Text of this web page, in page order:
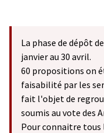
La phase de dépôt
janvier au 30 avril.
60 propositions on
faisabilité par les
fait l'objet de
soumis au vote des
Pour connaitre